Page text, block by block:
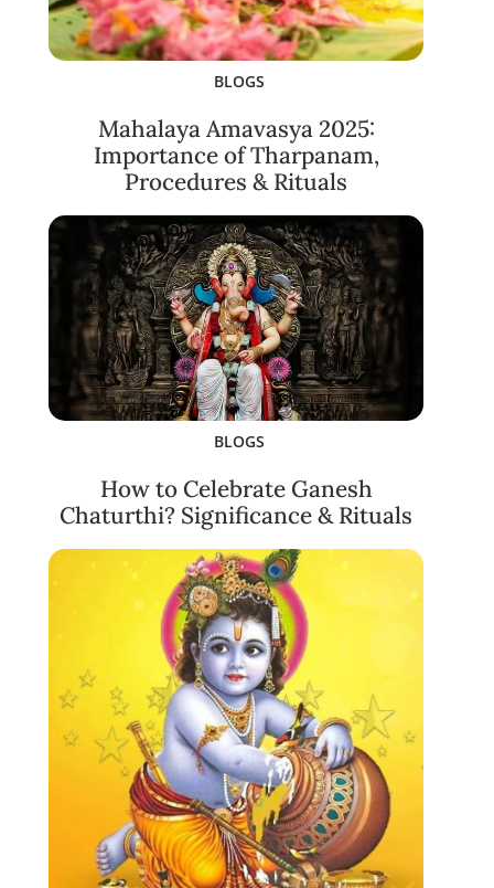
BLOGS
Mahalaya Amavasya 2025:
Importance of Tharpanam,
Procedures & Rituals
BLOGS
How to Celebrate Ganesh
Chaturthi? Significance & Rituals